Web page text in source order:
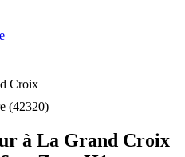
Croix
(42320)
à La Grand Croix